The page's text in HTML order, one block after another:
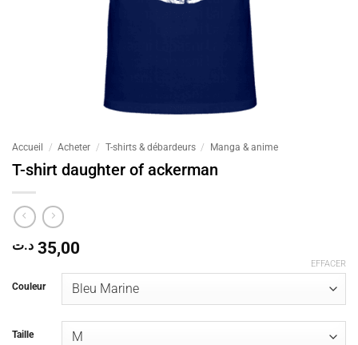
Accueil / Acheter / T-shirts & débardeurs / Manga & anime
T-shirt daughter of ackerman
35,00 د.ت
Couleur
Taille
EFFACER